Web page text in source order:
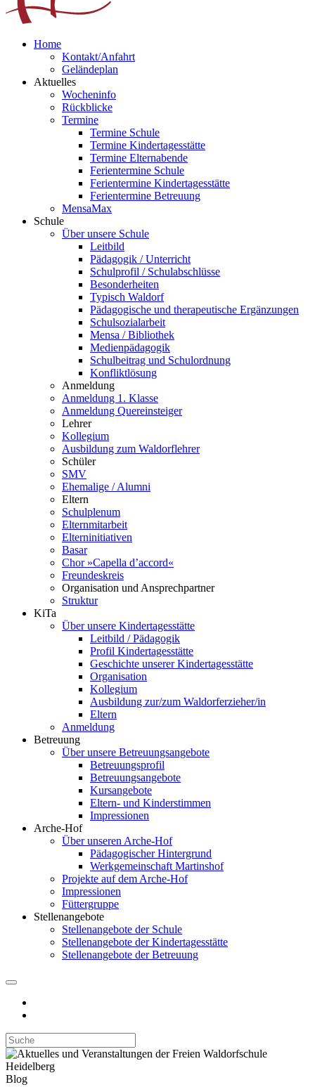
Home
Kontakt/Anfahrt
Geländeplan
Aktuelles
Wocheninfo
Rückblicke
Termine
Termine Schule
Termine Kindertagesstätte
Termine Elternabende
Ferientermine Schule
Ferientermine Kindertagesstätte
Ferientermine Betreuung
MensaMax
Schule
Über unsere Schule
Leitbild
Pädagogik / Unterricht
Schulprofil / Schulabschlüsse
Besonderheiten
Typisch Waldorf
Pädagogische und therapeutische Ergänzungen
Schulsozialarbeit
Mensa / Bibliothek
Medienpädagogik
Schulbeitrag und Schulordnung
Konfliktlösung
Anmeldung
Anmeldung 1. Klasse
Anmeldung Quereinsteiger
Lehrer
Kollegium
Ausbildung zum Waldorflehrer
Schüler
SMV
Ehemalige / Alumni
Eltern
Schulplenum
Elternmitarbeit
Elterninitiativen
Basar
Chor »Capella d’accord«
Freundeskreis
Organisation und Ansprechpartner
Struktur
KiTa
Über unsere Kindertagesstätte
Leitbild / Pädagogik
Profil Kindertagesstätte
Geschichte unserer Kindertagesstätte
Organisation
Kollegium
Ausbildung zur/zum Waldorferzieher/in
Eltern
Anmeldung
Betreuung
Über unsere Betreuungsangebote
Betreuungsprofil
Betreuungsangebote
Kursangebote
Eltern- und Kinderstimmen
Impressionen
Arche-Hof
Über unseren Arche-Hof
Pädagogischer Hintergrund
Werkgemeinschaft Martinshof
Projekte auf dem Arche-Hof
Impressionen
Füttergruppe
Stellenangebote
Stellenangebote der Schule
Stellenangebote der Kindertagesstätte
Stellenangebote der Betreuung
Blog